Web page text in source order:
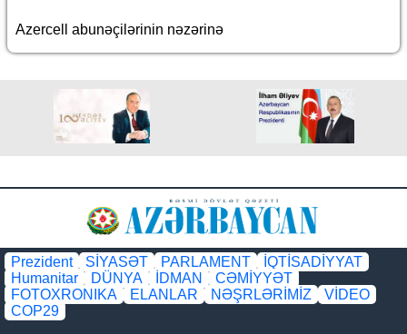
Azercell abunəçilərinin nəzərinə
Prezident SİYASƏT PARLAMENT
İQTİSADİYYAT
Humanitar
DÜNYA İDMAN
CƏMİYYƏT
FOTOXRONIKA
ELANLAR NƏŞRLƏRİMİZ
VİDEO
COP29